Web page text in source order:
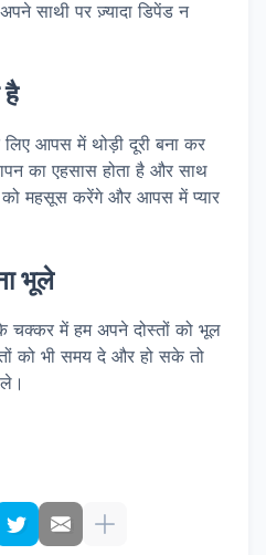
साथी पर ज़्यादा डिपेंड न
है
लिए आपस में थोड़ी दूरी बना कर
का एहसास होता है और साथ
महसूस करेंगे और आपस में प्यार
भूले
चक्कर में हम अपने दोस्तों को भूल
को भी समय दे और हो सके तो